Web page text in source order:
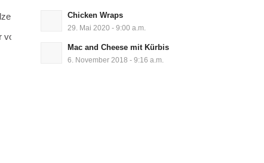
Zyliss
Chicken Wraps
29. Mai 2020 - 9:00 a.m.
Mac and Cheese mit Kürbis
6. November 2018 - 9:16 a.m.